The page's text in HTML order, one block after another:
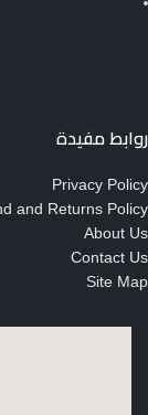
روابط مفيدة
Privacy Policy
and Returns Policy
About Us
Contact Us
Site Map